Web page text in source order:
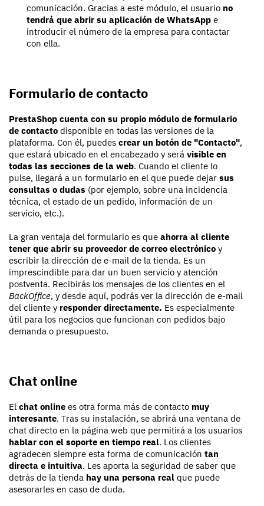
comunicación. Gracias a este módulo, el usuario no
tendrá que abrir su aplicación de WhatsApp e
introducir el número de la empresa para contactar
con ella.
Formulario de contacto
PrestaShop cuenta con su propio módulo de formulario
de contacto disponible en todas las versiones de la
plataforma. Con él, puedes crear un botón de "Contacto",
que estará ubicado en el encabezado y será visible en
todas las secciones de la web. Cuando el cliente lo
pulse, llegará a un formulario en el que puede dejar sus
consultas o dudas (por ejemplo, sobre una incidencia
técnica, el estado de un pedido, información de un
servicio, etc.).
La gran ventaja del formulario es que ahorra al cliente
tener que abrir su proveedor de correo electrónico y
escribir la dirección de e-mail de la tienda. Es un
imprescindible para dar un buen servicio y atención
postventa. Recibirás los mensajes de los clientes en el
BackOffice, y desde aquí, podrás ver la dirección de e-mail
del cliente y responder directamente. Es especialmente
útil para los negocios que funcionan con pedidos bajo
demanda o presupuesto.
Chat online
El chat online es otra forma más de contacto muy
interesante. Tras su instalación, se abrirá una ventana de
chat directo en la página web que permitirá a los usuarios
hablar con el soporte en tiempo real. Los clientes
agradecen siempre esta forma de comunicación tan
directa e intuitiva. Les aporta la seguridad de saber que
detrás de la tienda hay una persona real que puede
asesorarles en caso de duda.